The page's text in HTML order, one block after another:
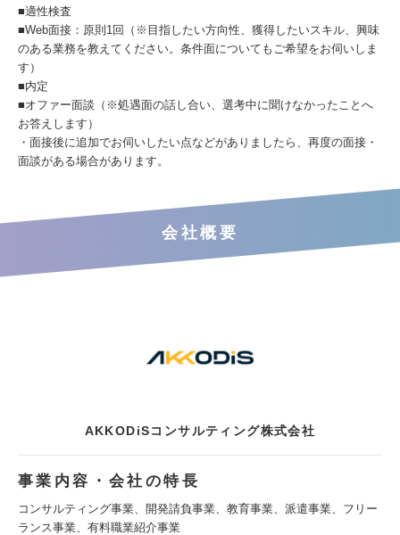
■適性検査
■Web面接：原則1回（※目指したい方向性、獲得したいスキル、興味
のある業務を教えてください。条件面についてもご希望をお伺いしま
す）
■内定
■オファー面談（※処遇面の話し合い、選考中に聞けなかったことへ
お答えします）
・面接後に追加でお伺いしたい点などがありましたら、再度の面接・
面談がある場合があります。
会社概要
AKKODiSコンサルティング株式会社
事業内容・会社の特長
コンサルティング事業、開発請負事業、教育事業、派遣事業、フリー
ランス事業、有料職業紹介事業